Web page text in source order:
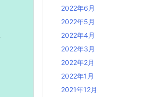
2022年6月
2022年5月
2022年4月
2022年3月
2022年2月
2022年1月
2021年12月